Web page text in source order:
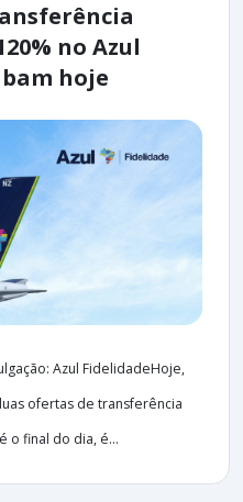
no Azul
hoje
Azul FidelidadeHoje,
ofertas de transferência
o final do dia, é...